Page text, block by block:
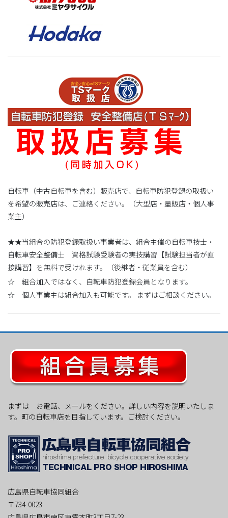
自転車（中古自転車を含む）販売店で、自転車防犯登録の取扱い
を希望の販売店は、ご連絡ください。（大型店・量販店・個人事
業主）
★★当組合の防犯登録取扱い事業者は、組合主催の自転車技士・
自転車安全整備士 資格試験受験者の実技講習【試験担当者が直
接講習】を無料で受けれます。（後継者・従業員を含む）
☆ 組合加入ではなく、自転車防犯登録会員となります。
☆ 個人事業主は組合加入も可能です。 まずはご相談ください。
まずは お電話、メールをください。詳しい内容を説明いたしま
す。町の自転車店を目指しています。ご検討ください。
広島県自転車協同組合
〒734-0023